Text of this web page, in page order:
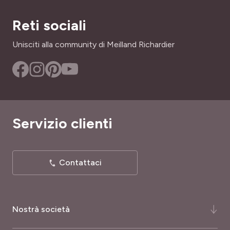
PÉRIODE DE RÉCOLTE
PÉRIODE DE SEMIS
Marzo a giugno
Reti sociali
Unisciti alla community di Meilland Richardier
Nostrà società
Servizio clienti
Contattaci